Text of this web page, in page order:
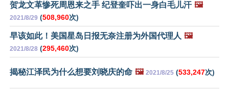
贺龙文革惨死周恩来之手 纪登奎吓出一身白毛儿汗 🖼️
2021/8/29 (508,960次)
早该如此！美国星岛日报无奈注册为外国代理人 🖼️
2021/8/28 (295,460次)
揭秘江泽民为什么想要刘晓庆的命 🖼️ 2021/8/25 (533,247次)